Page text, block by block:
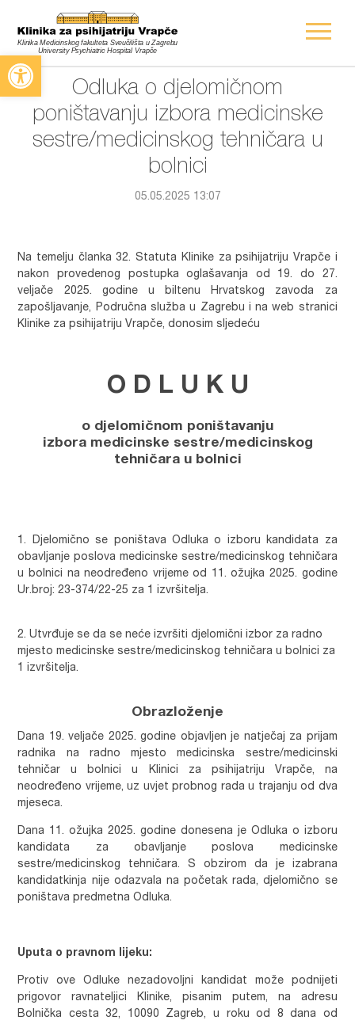
Open toolbar
Odluka o djelomičnom
poništavanju izbora medicinske
sestre/medicinskog tehničara u
bolnici
05.05.2025 13:07
Na temelju članka 32. Statuta Klinike za psihijatriju Vrapče i
nakon provedenog postupka oglašavanja od 19. do 27.
veljače 2025. godine u biltenu Hrvatskog zavoda za
zapošljavanje, Područna služba u Zagrebu i na web stranici
Klinike za psihijatriju Vrapče, donosim sljedeću
O D L U K U
o djelomičnom poništavanju
izbora medicinske sestre/medicinskog
tehničara u bolnici
Djelomično se poništava Odluka o izboru kandidata za
obavljanje poslova medicinske sestre/medicinskog tehničara
u bolnici na neodređeno vrijeme od 11. ožujka 2025. godine
Ur.broj: 23-374/22-25 za 1 izvršitelja.
Utvrđuje se da se neće izvršiti djelomični izbor za radno
mjesto medicinske sestre/medicinskog tehničara u bolnici za
1 izvršitelja.
Obrazloženje
Dana 19. veljače 2025. godine objavljen je natječaj za prijam
radnika na radno mjesto medicinska sestre/medicinski
tehničar u bolnici u Klinici za psihijatriju Vrapče, na
neodređeno vrijeme, uz uvjet probnog rada u trajanju od dva
mjeseca.
Dana 11. ožujka 2025. godine donesena je Odluka o izboru
kandidata za obavljanje poslova medicinske
sestre/medicinskog tehničara. S obzirom da je izabrana
kandidatkinja nije odazvala na početak rada, djelomično se
poništava predmetna Odluka.
Uputa o pravnom lijeku:
Protiv ove Odluke nezadovoljni kandidat može podnijeti
prigovor ravnateljici Klinike, pisanim putem, na adresu
Bolnička cesta 32, 10090 Zagreb, u roku od 8 dana od